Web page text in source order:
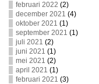
februari 2022 (2)
december 2021 (4)
oktober 2021 (1)
september 2021 (1)
juli 2021 (2)
juni 2021 (1)
mei 2021 (2)
april 2021 (1)
februari 2021 (3)